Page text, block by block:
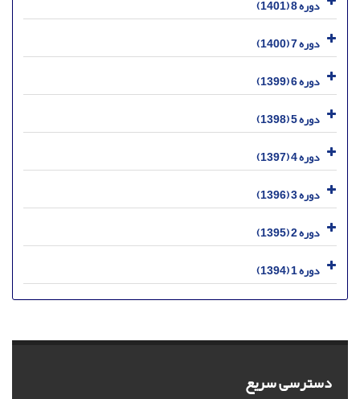
دوره 8 (1401)
دوره 7 (1400)
دوره 6 (1399)
دوره 5 (1398)
دوره 4 (1397)
دوره 3 (1396)
دوره 2 (1395)
دوره 1 (1394)
دسترسی سریع